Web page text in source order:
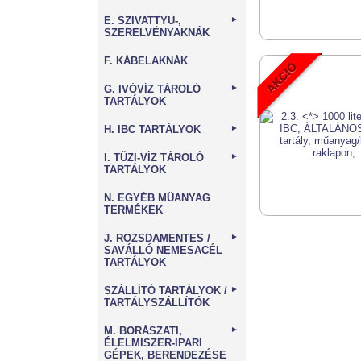
E. SZIVATTYÚ-,
SZERELVÉNYAKNÁK
►
F. KÁBELAKNÁK
G. IVÓVÍZ TÁROLÓ
TARTÁLYOK
►
H. IBC TARTÁLYOK ►
I. TŰZI-VÍZ TÁROLÓ
TARTÁLYOK
►
N. EGYÉB MŰANYAG
TERMÉKEK
J. ROZSDAMENTES /
SAVÁLLÓ NEMESACÉL
TARTÁLYOK
►
SZÁLLÍTÓ TARTÁLYOK /
TARTÁLYSZÁLLÍTÓK
►
M. BORÁSZATI,
ÉLELMISZER-IPARI
GÉPEK, BERENDEZÉSE
►